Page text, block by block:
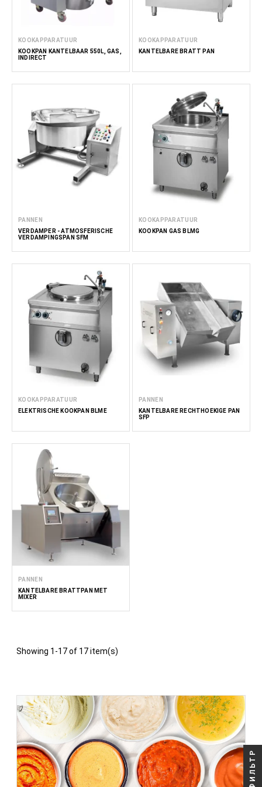
van onze professionele pannen.
Lees minder
KOOKAPPARATUUR
KOOKPAN KANTELBAAR 550L, GAS,
INDIRECT
KOOKAPPARATUUR
KANTELBARE BRATT PAN
PANNEN
VERDAMPER - ATMOSFERISCHE
VERDAMPINGSPAN SFM
KOOKAPPARATUUR
KOOKPAN GAS BLMG
KOOKAPPARATUUR
ELEKTRISCHE KOOKPAN BLME
PANNEN
KANTELBARE RECHTHOEKIGE PAN
SFP
PANNEN
KANTELBARE BRATTPAN MET
MIXER
Showing 1-17 of 17 item(s)
ФИЛЬТР